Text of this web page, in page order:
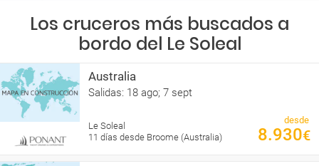
Los cruceros más buscados a
bordo del Le Soleal
Australia
Salidas: 18 ago; 7 sept
Le Soleal
11 días desde Broome (Australia)
desde
8.930€